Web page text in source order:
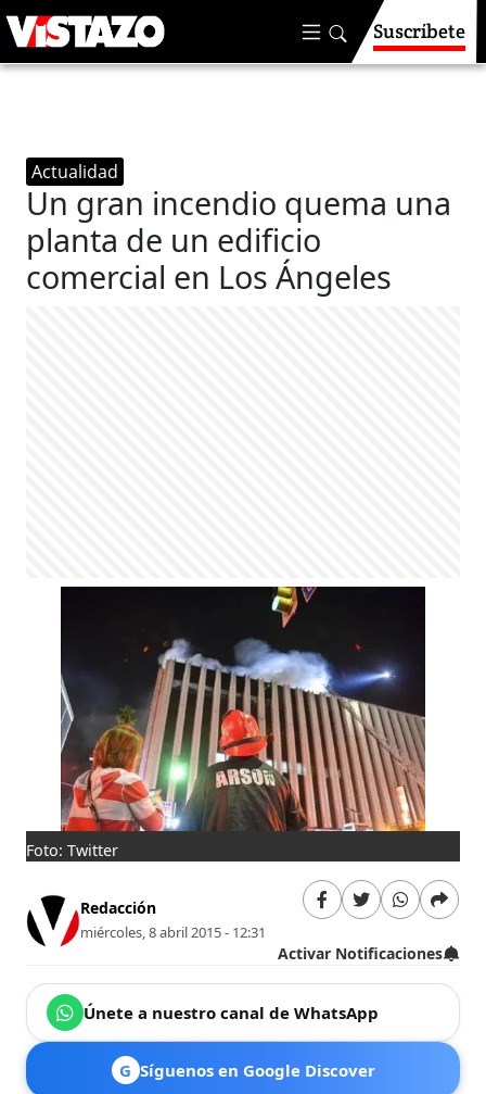
Suscríbete
Actualidad
Un gran incendio quema una
planta de un edificio
comercial en Los Ángeles
Foto: Twitter
Redacción
miércoles, 8 abril 2015 - 12:31
Activar Notificaciones
Únete a nuestro canal de WhatsApp
G Síguenos en Google Discover